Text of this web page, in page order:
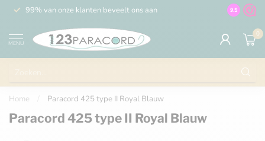
99% van onze klanten beveelt ons aan 100% de
9.5
MENU
0
Home Paracord 425 type II Royal Blauw
Paracord 425 type II Royal Blauw